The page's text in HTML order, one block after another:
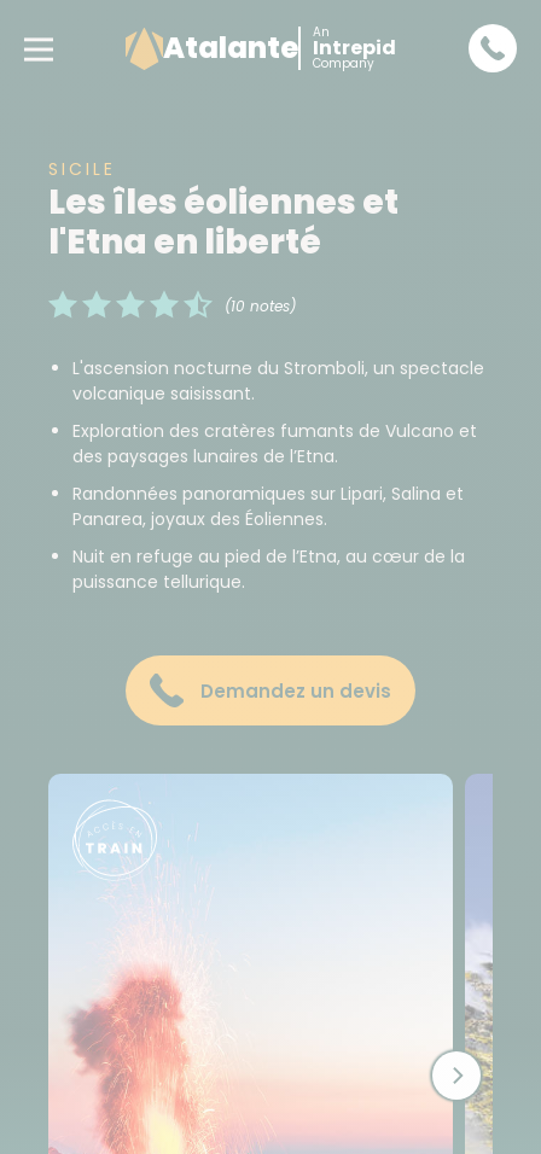
Atalante An
Intrepid
Company
SICILE
Les îles éoliennes et
l'Etna en liberté
(10 notes)
L'ascension nocturne du Stromboli, un spectacle
volcanique saisissant.
Exploration des cratères fumants de Vulcano et
des paysages lunaires de l’Etna.
Randonnées panoramiques sur Lipari, Salina et
Panarea, joyaux des Éoliennes.
Nuit en refuge au pied de l’Etna, au cœur de la
puissance tellurique.
Demandez un devis